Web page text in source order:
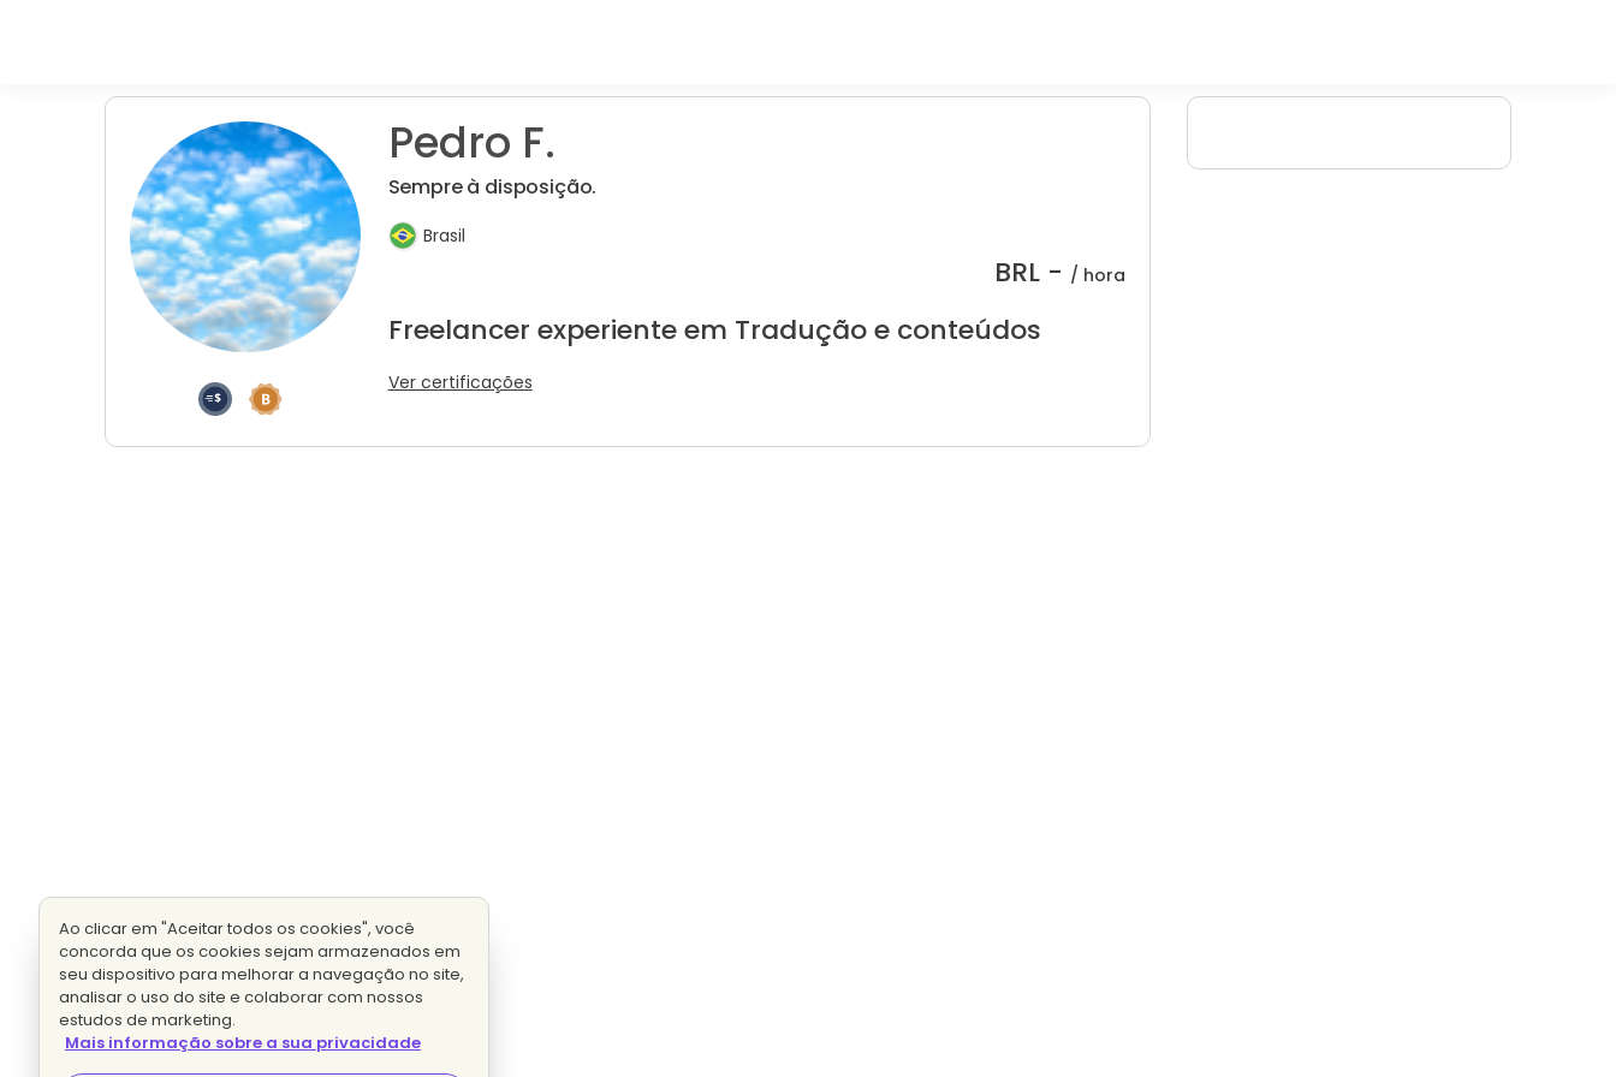
Pedro F.
Sempre à disposição.
Brasil
BRL - / hora
Freelancer experiente em Tradução e conteúdos
Ver certificações
Ao clicar em "Aceitar todos os cookies", você
concorda que os cookies sejam armazenados em
seu dispositivo para melhorar a navegação no site,
analisar o uso do site e colaborar com nossos
estudos de marketing.
Mais informação sobre a sua privacidade